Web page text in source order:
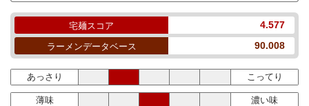
宅麺スコア 4.577
ラーメンデータベース 90.008
あっさり こってり
薄味 濃い味